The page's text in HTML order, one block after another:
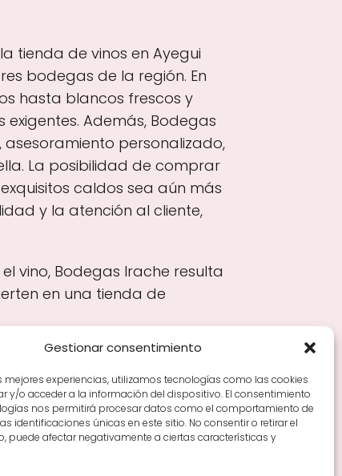
Gestionar consentimiento
mejores experiencias, utilizamos tecnologías como las cookies
y/o acceder a la información del dispositivo. El consentimiento
nos permitirá procesar datos como el comportamiento de
identificaciones únicas en este sitio. No consentir o retirar el
puede afectar negativamente a ciertas características y
la tienda de vinos en Ayegui
bodegas de la región. En
hasta blancos frescos y
Además, Bodegas
personalizado,
La posibilidad de comprar
caldos sea aún más
y la atención al cliente,
vino, Bodegas Irache resulta
en una tienda de
de vino por ciudades
Tipos de Rioja y
Vino Rioja para empezar
Zonas de Rioja y